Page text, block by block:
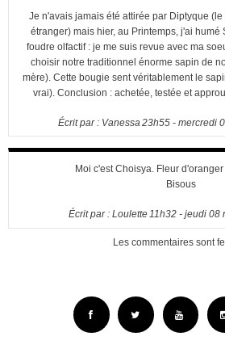
Je n'avais jamais été attirée par Diptyque
étranger) mais hier, au Printemps, j'ai humé
foudre olfactif : je me suis revue avec ma
choisir notre traditionnel énorme sapin de
mère). Cette bougie sent véritablement le
vrai). Conclusion : achetée, testée et
Écrit par : Vanessa 23h55 -mercredi
Moi c'est Choisya. Fleur
Bisous
Écrit par :Loulette11h32 -jeudi 08
Les commentaires sont